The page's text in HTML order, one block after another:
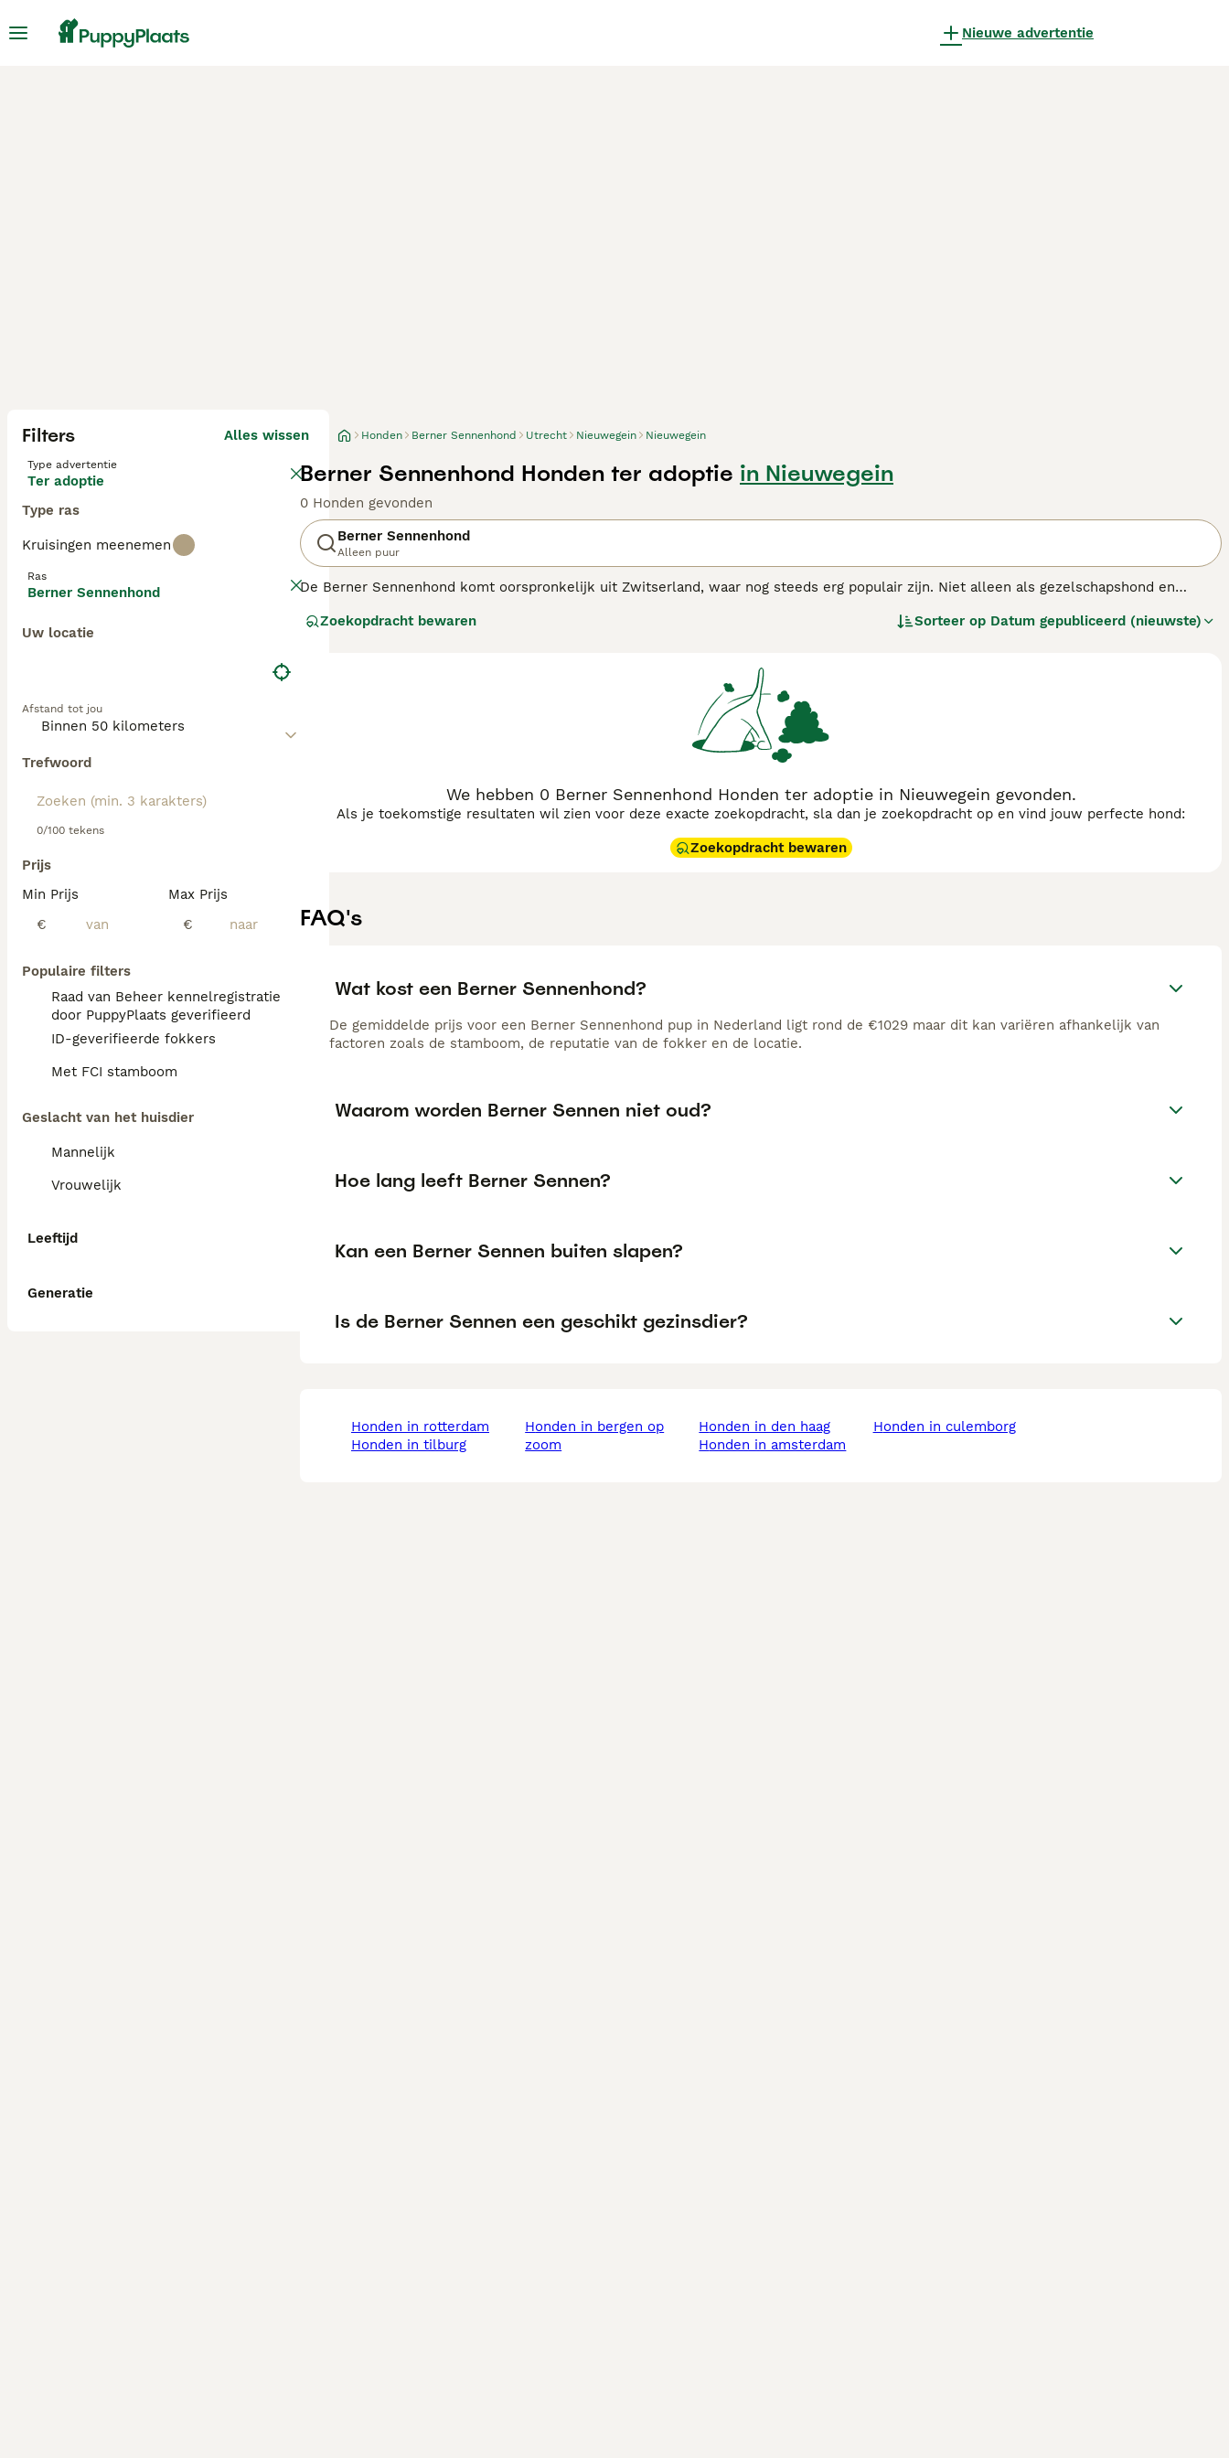
Nieuwe advertentie
Filters Alles wissen
Type advertentie
Ter adoptie
Type ras
Kruisingen meenemen
Ras
Berner Sennenhond
Uw locatie
Afstand tot jou
Trefwoord
0/100 tekens
Prijs
Min Prijs
€
Max Prijs
€
Populaire filters
Raad van Beheer kennelregistratie
door PuppyPlaats geverifieerd
ID-geverifieerde fokkers
Met FCI stamboom
Geslacht van het huisdier
Mannelijk
Vrouwelijk
Leeftijd
Generatie
Honden Berner Sennenhond Utrecht Nieuwegein Nieuwegein
Berner Sennenhond Honden ter adoptie in Nieuwegein
0 Honden gevonden
Berner Sennenhond
Alleen puur
De Berner Sennenhond komt oorspronkelijk uit Zwitserland, waar nog steeds erg populair zijn. Niet alleen als gezelschapshond en
die het bijzonder goed kunnen vinden met kinderen van alle leeftijden. Het ras is loyaal en aanhankelijk van aard en gaat er en er wordt
voor informatie over dit hondenras.
Zoekopdracht bewaren Sorteer op Datum gepubliceerd (nieuwste)
We hebben 0 Berner Sennenhond Honden ter adoptie in Nieuwegein gevonden.
Als je toekomstige resultaten wil zien voor deze exacte zoekopdracht, sla dan je zoekopdracht op en vind jouw perfecte hond:
Zoekopdracht bewaren
FAQ's
Wat kost een Berner Sennenhond?
De gemiddelde prijs voor een Berner Sennenhond pup in Nederland ligt rond de €1029 maar dit kan variëren afhankelijk van
factoren zoals de stamboom, de reputatie van de fokker en de locatie.
Waarom worden Berner Sennen niet oud?
Hoe lang leeft Berner Sennen?
Kan een Berner Sennen buiten slapen?
Is de Berner Sennen een geschikt gezinsdier?
honden in rotterdam
honden in tilburg
honden in bergen op
zoom
honden in den haag
honden in amsterdam
honden in culemborg